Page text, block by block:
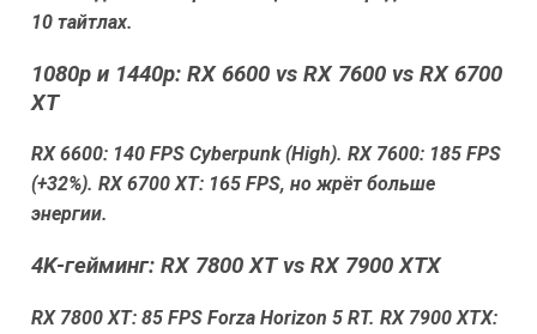
10 тайтлах.
1080p и 1440p: RX 6600 vs RX 7600 vs RX 6700
XT
RX 6600: 140 FPS Cyberpunk (High). RX 7600: 185 FPS
(+32%). RX 6700 XT: 165 FPS, но жрёт больше
энергии.
4K-гейминг: RX 7800 XT vs RX 7900 XTX
RX 7800 XT: 85 FPS Forza Horizon 5 RT. RX 7900 XTX: